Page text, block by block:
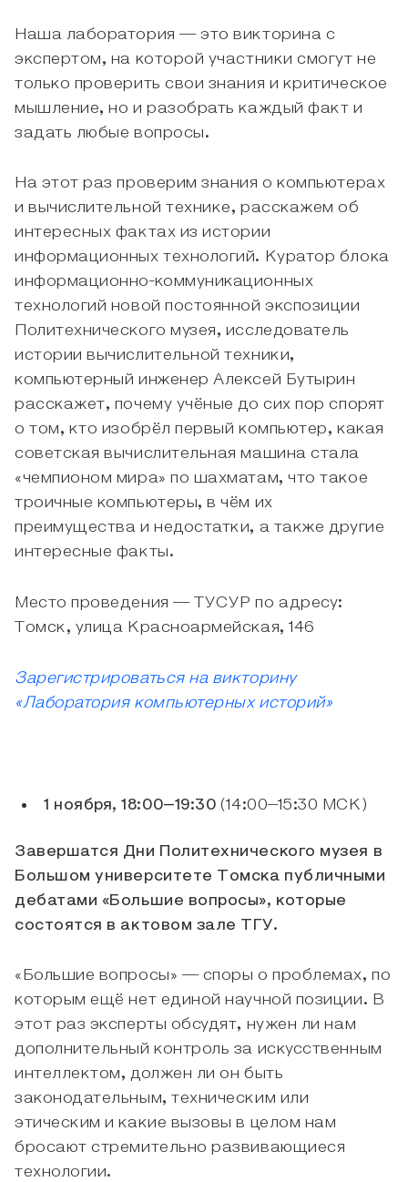
Наша лаборатория — это викторина с
экспертом, на которой участники смогут не
только проверить свои знания и критическое
мышление, но и разобрать каждый факт и
задать любые вопросы.
На этот раз проверим знания о компьютерах
и вычислительной технике, расскажем об
интересных фактах из истории
информационных технологий. Куратор блока
информационно-коммуникационных
технологий новой постоянной экспозиции
Политехнического музея, исследователь
истории вычислительной техники,
компьютерный инженер Алексей Бутырин
расскажет, почему учёные до сих пор спорят
о том, кто изобрёл первый компьютер, какая
советская вычислительная машина стала
«чемпионом мира» по шахматам, что такое
троичные компьютеры, в чём их
преимущества и недостатки, а также другие
интересные факты.
Место проведения — ТУСУР по адресу:
Томск, улица Красноармейская, 146
Зарегистрироваться на викторину
«Лаборатория компьютерных историй»
1 ноября, 18:00–19:30 (14:00–15:30 МСК)
Завершатся Дни Политехнического музея в
Большом университете Томска публичными
дебатами «Большие вопросы», которые
состоятся в актовом зале ТГУ.
«Большие вопросы» — споры о проблемах, по
которым ещё нет единой научной позиции. В
этот раз эксперты обсудят, нужен ли нам
дополнительный контроль за искусственным
интеллектом, должен ли он быть
законодательным, техническим или
этическим и какие вызовы в целом нам
бросают стремительно развивающиеся
технологии.